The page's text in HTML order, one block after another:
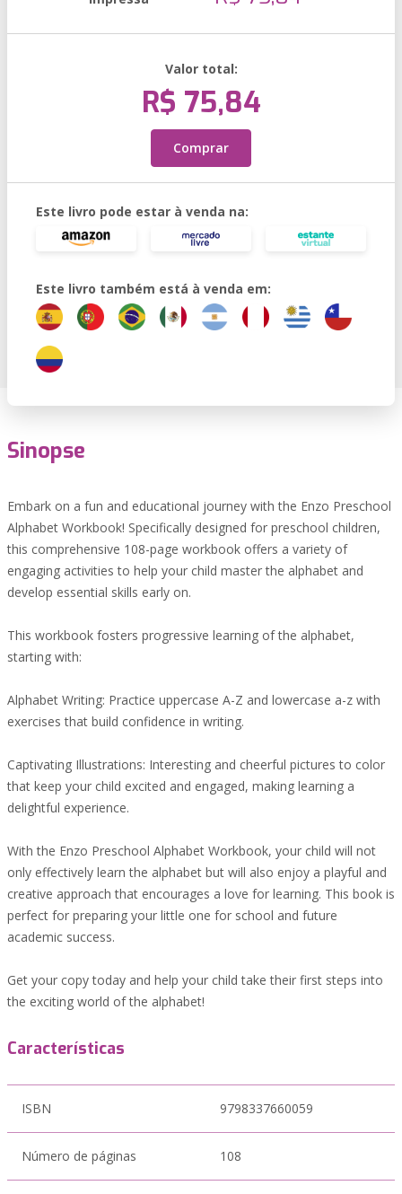
Valor total:
R$ 75,84
Comprar
Este livro pode estar à venda na:
Este livro também está à venda em:
Sinopse
Embark on a fun and educational journey with the Enzo Preschool
Alphabet Workbook! Specifically designed for preschool children,
this comprehensive 108-page workbook offers a variety of
engaging activities to help your child master the alphabet and
develop essential skills early on.
This workbook fosters progressive learning of the alphabet,
starting with:
Alphabet Writing: Practice uppercase A-Z and lowercase a-z with
exercises that build confidence in writing.
Captivating Illustrations: Interesting and cheerful pictures to color
that keep your child excited and engaged, making learning a
delightful experience.
With the Enzo Preschool Alphabet Workbook, your child will not
only effectively learn the alphabet but will also enjoy a playful and
creative approach that encourages a love for learning. This book is
perfect for preparing your little one for school and future
academic success.
Get your copy today and help your child take their first steps into
the exciting world of the alphabet!
Características
ISBN 9798337660059
Número de páginas 108